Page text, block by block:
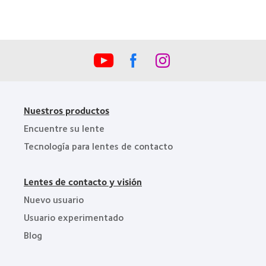
Nuestros productos
Encuentre su lente
Tecnología para lentes de contacto
Lentes de contacto y visión
Nuevo usuario
Usuario experimentado
Blog